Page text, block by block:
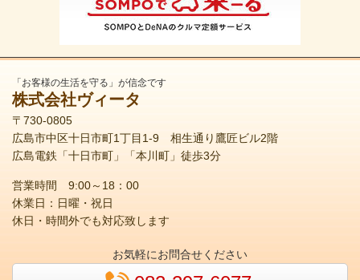
「お客様の生活を守る」が信念です
株式会社ヴィータ
〒730-0805
広島市中区十日市町1丁目1-9 相生通り鷹匠ビル2階
広島電鉄「十日市町」「本川町」徒歩3分
営業時間 9:00～18：00
休業日：日曜・祝日
休日・時間外でも対応致します
お気軽にお問合せください